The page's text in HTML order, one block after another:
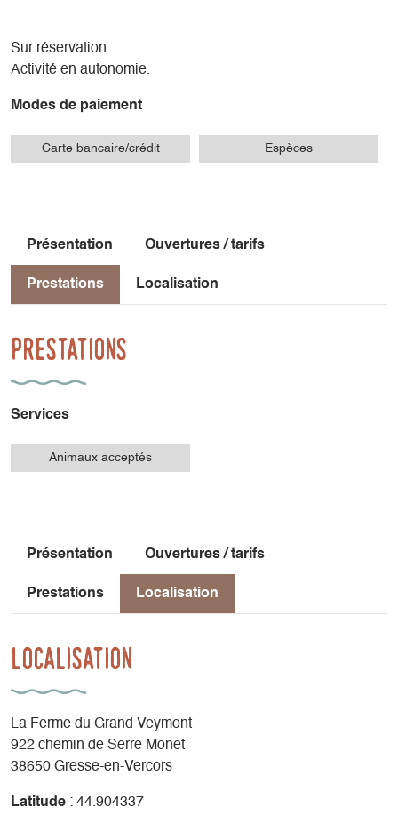
Sur réservation
Activité en autonomie.
Modes de paiement
Carte bancaire/crédit Espèces
Présentation Ouvertures / tarifs
Prestations Localisation
Prestations
Services
Animaux acceptés
Présentation Ouvertures / tarifs
Prestations Localisation
Localisation
La Ferme du Grand Veymont
922 chemin de Serre Monet
38650 Gresse-en-Vercors
Latitude : 44.904337